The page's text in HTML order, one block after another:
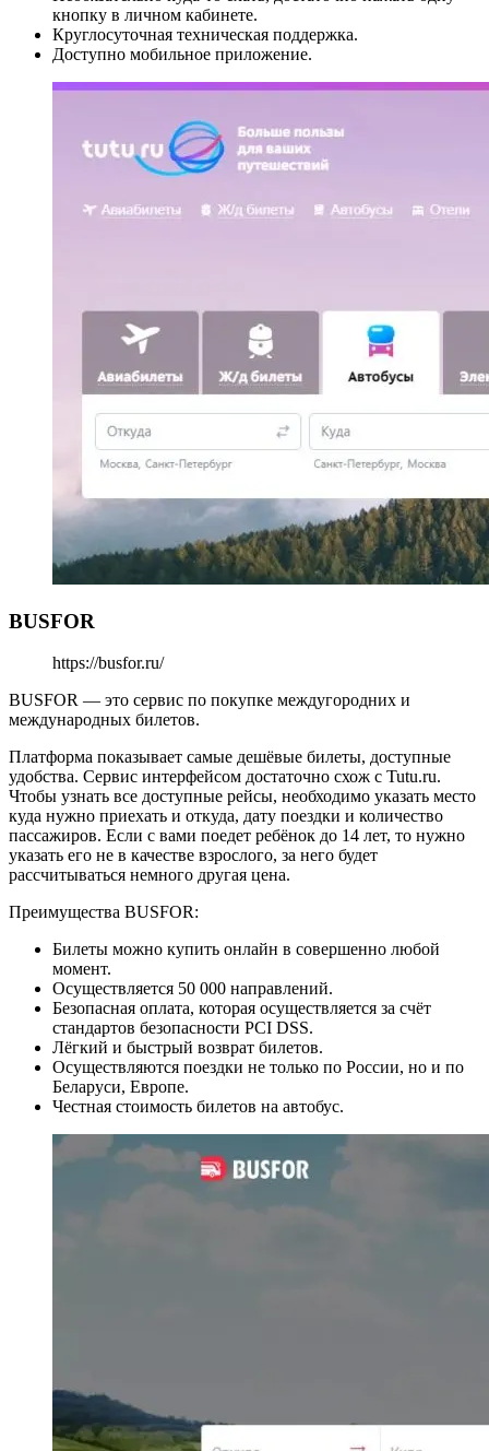
кнопку в личном кабинете.
Круглосуточная техническая поддержка.
Доступно мобильное приложение.
BUSFOR
https://busfor.ru/
BUSFOR — это сервис по покупке междугородних и
международных билетов.
Платформа показывает самые дешёвые билеты, доступные
удобства. Сервис интерфейсом достаточно схож с Tutu.ru.
Чтобы узнать все доступные рейсы, необходимо указать место
куда нужно приехать и откуда, дату поездки и количество
пассажиров. Если с вами поедет ребёнок до 14 лет, то нужно
указать его не в качестве взрослого, за него будет
рассчитываться немного другая цена.
Преимущества BUSFOR:
Билеты можно купить онлайн в совершенно любой
момент.
Осуществляется 50 000 направлений.
Безопасная оплата, которая осуществляется за счёт
стандартов безопасности PCI DSS.
Лёгкий и быстрый возврат билетов.
Осуществляются поездки не только по России, но и по
Беларуси, Европе.
Честная стоимость билетов на автобус.